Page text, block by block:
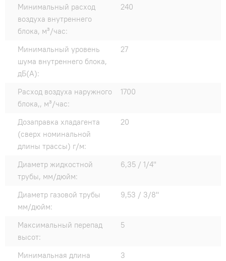
Минимальный расход
воздуха внутреннего
блока, м³/час:
240
Минимальный уровень
шума внутреннего блока,
дБ(А):
27
Расход воздуха наружного
блока,, м³/час:
1700
Дозаправка хладагента
(сверх номинальной
длины трассы) г/м:
20
Диаметр жидкостной
трубы, мм/дюйм:
6,35 / 1/4"
Диаметр газовой трубы
мм/дюйм:
9,53 / 3/8"
Максимальный перепад
высот:
5
Минимальная длина
3